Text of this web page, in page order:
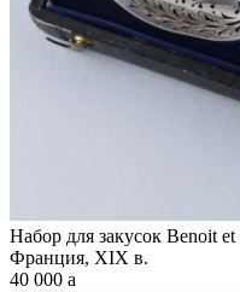
Набор для закусок Benoit
Франция, XIX в.
40 000 a